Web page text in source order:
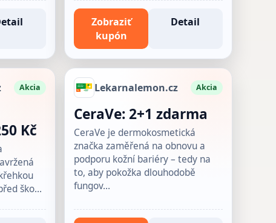
Zobraziť
kupón
Detail
Akcia
Kč
ško…
Lekarnalemon.cz Akcia
CeraVe: 2+1 zdarma
CeraVe je dermokosmetická
značka zaměřená na obnovu a
podporu kožní bariéry – tedy na
to, aby pokožka dlouhodobě
fungov…